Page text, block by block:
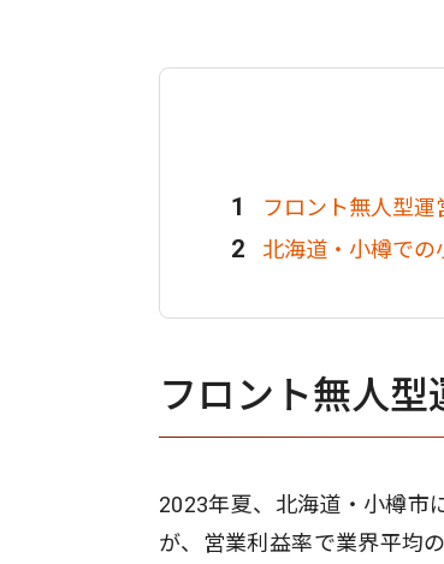
フロント無人型運
北海道・小樽での
フロント無人
2023年夏、北海道・小樽市
が、営業利益率で業界平均